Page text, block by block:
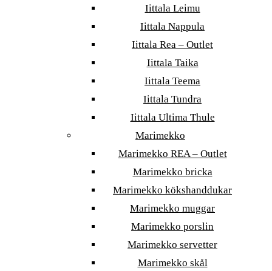
Iittala Leimu
Iittala Nappula
Iittala Rea – Outlet
Iittala Taika
Iittala Teema
Iittala Tundra
Iittala Ultima Thule
Marimekko
Marimekko REA – Outlet
Marimekko bricka
Marimekko kökshanddukar
Marimekko muggar
Marimekko porslin
Marimekko servetter
Marimekko skål